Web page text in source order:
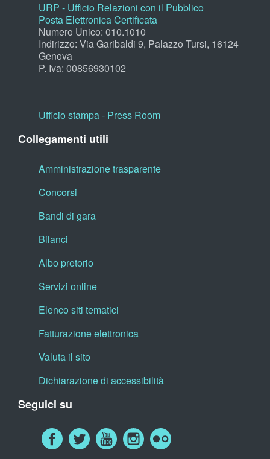
URP - Ufficio Relazioni con il Pubblico
Posta Elettronica Certificata
Numero Unico: 010.1010
Indirizzo: Via Garibaldi 9, Palazzo Tursi, 16124
Genova
P. Iva: 00856930102
Ufficio stampa - Press Room
Collegamenti utili
Amministrazione trasparente
Concorsi
Bandi di gara
Bilanci
Albo pretorio
Servizi online
Elenco siti tematici
Fatturazione elettronica
Valuta il sito
Dichiarazione di accessibilità
Seguici su